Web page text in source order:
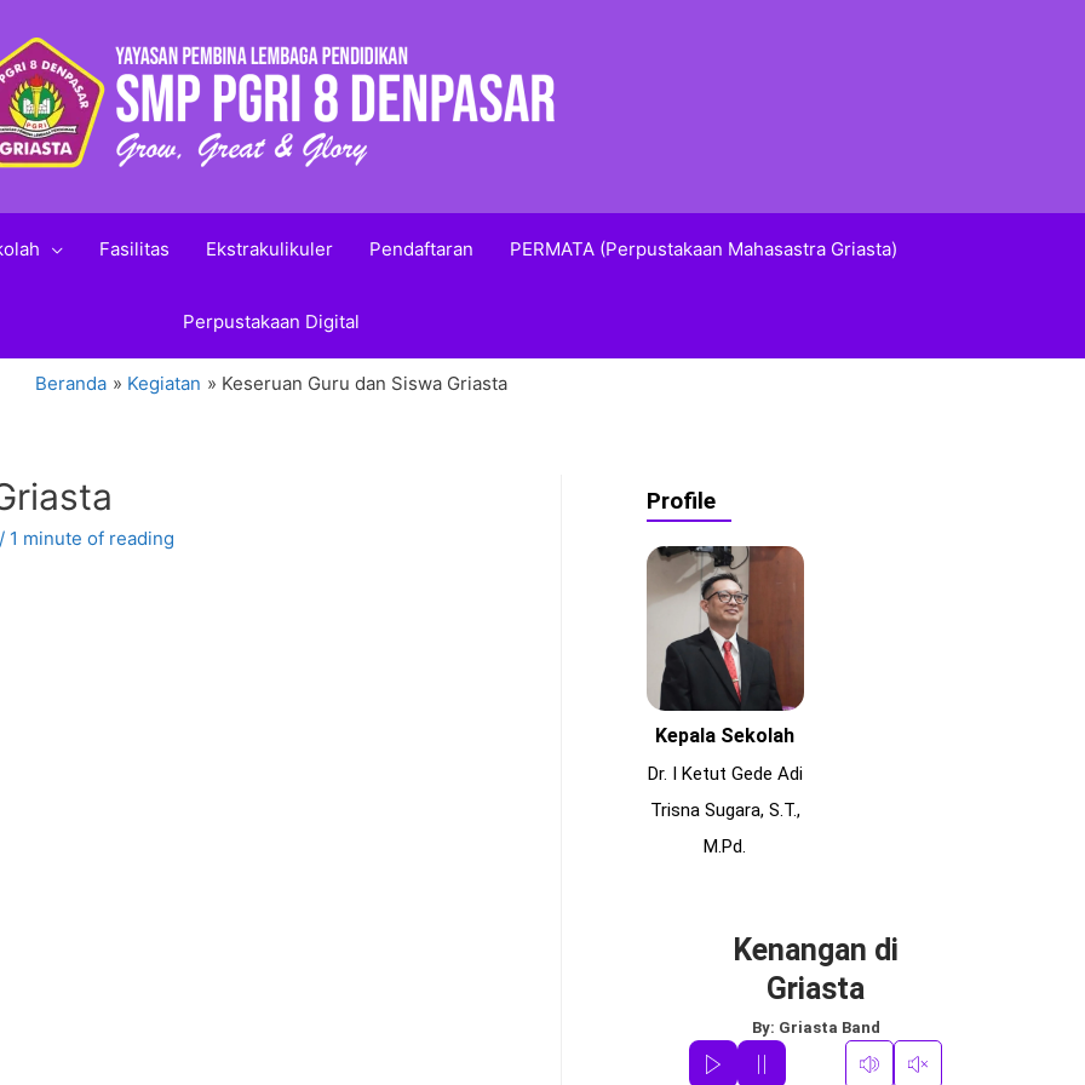
Fasilitas Ekstrakulikuler Pendaftaran PERMATA (Perpustakaan Mahasastra Griasta)
Perpustakaan Digital
Beranda Kegiatan Keseruan Guru dan Siswa Griasta
/ 1 minute of reading
Profile
Kepala Sekolah
Dr. I Ketut Gede Adi
Trisna Sugara, S.T.,
M.Pd.
Kenangan di
Griasta
By: Griasta Band